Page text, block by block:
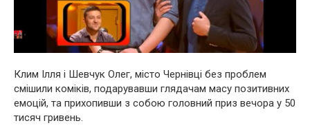
Клим Ілля і Шевчук Олег, місто Чернівці без проблем
смішили коміків, подарувавши глядачам масу позитивних
емоцій, та прихопивши з собою головний приз вечора у 50
тисяч гривень.